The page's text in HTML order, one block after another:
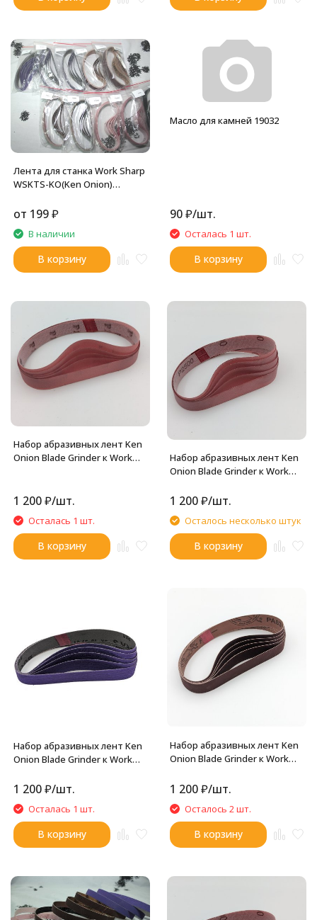
Лента для станка Work Sharp
WSKTS-KO(Ken Onion)
от 199₽
В наличии
В корзину
Масло для камней 19032
90₽/шт.
Осталась 1 шт.
В корзину
Набор абразивных лент Ken
Onion Blade Grinder к Work
1 200₽/шт.
Осталась 1 шт.
В корзину
Набор абразивных лент Ken
Onion Blade Grinder к Work
5штук)
1 200₽/шт.
Осталось несколько штук
В корзину
Набор абразивных лент Ken
Onion Blade Grinder к Work
5штук)
1 200₽/шт.
Осталась 1 шт.
В корзину
Набор абразивных лент Ken
Onion Blade Grinder к Work
5штук)
1 200₽/шт.
Осталось 2 шт.
В корзину